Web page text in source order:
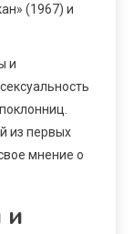
(1967) и
и
из первых
мнение о
и